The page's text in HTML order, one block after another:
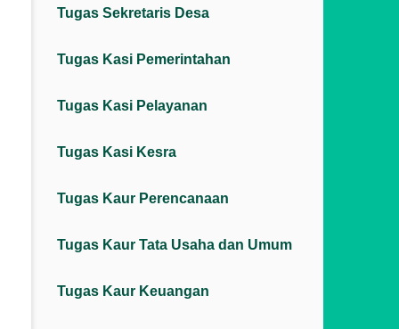
Tugas Sekretaris Desa
Tugas Kasi Pemerintahan
Tugas Kasi Pelayanan
Tugas Kasi Kesra
Tugas Kaur Perencanaan
Tugas Kaur Tata Usaha dan Umum
Tugas Kaur Keuangan